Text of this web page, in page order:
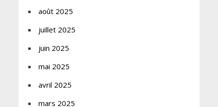
août 2025
juillet 2025
juin 2025
mai 2025
avril 2025
mars 2025